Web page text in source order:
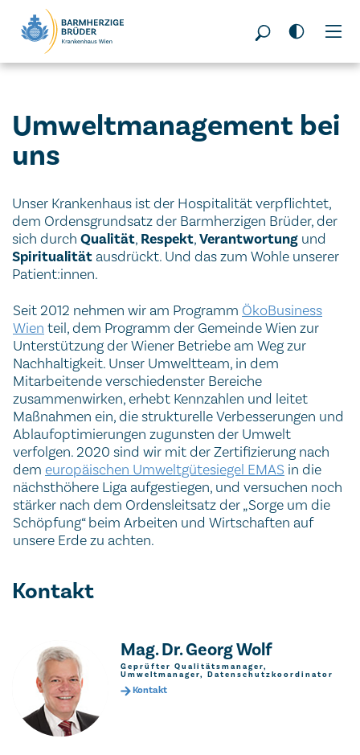
Seitenbereiche:
Umweltmanagement bei
uns
Unser Krankenhaus ist der Hospitalität verpflichtet,
dem Ordensgrundsatz der Barmherzigen Brüder, der
sich durch Qualität, Respekt,Verantwortung und
Spiritualität ausdrückt. Und das zum Wohle unserer
Patient:innen.
Seit 2012 nehmen wir am Programm ÖkoBusiness
Wien teil, dem Programm der Gemeinde Wien zur
Unterstützung der Wiener Betriebe am Weg zur
Nachhaltigkeit. Unser Umweltteam, in dem
Mitarbeitende verschiedenster Bereiche
zusammenwirken, erhebt Kennzahlen und leitet
Maßnahmen ein, die strukturelle Verbesserungen und
Ablaufoptimierungen zugunsten der Umwelt
verfolgen. 2020 sind wir mit der Zertifizierung nach
dem europäischen Umweltgütesiegel EMAS in die
nächsthöhere Liga aufgestiegen, und versuchen noch
stärker nach dem Ordensleitsatz der „Sorge um die
Schöpfung“ beim Arbeiten und Wirtschaften auf
unsere Erde zu achten.
Kontakt
Mag. Dr. Georg Wolf
Geprüfter Qualitätsmanager,
Umweltmanager, Datenschutzkoordinator
Kontakt